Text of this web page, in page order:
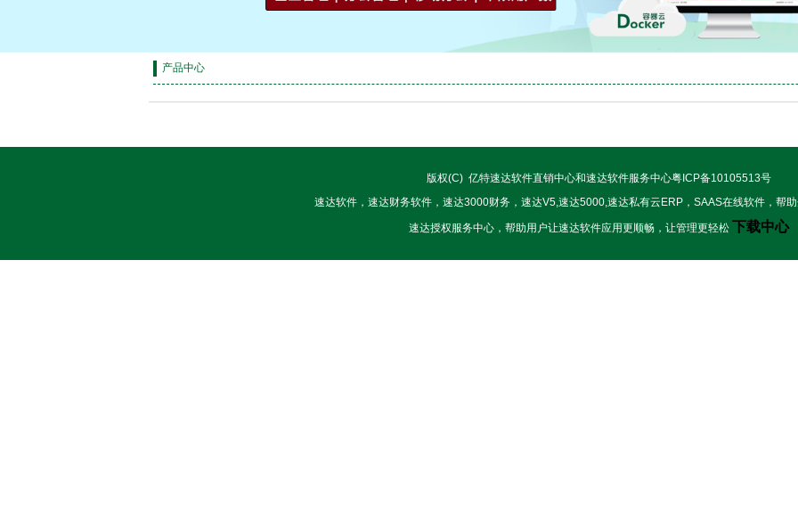
产品中心
版权(C) 亿特速达软件直销中心和速达软件服务中心粤ICP备10105513号
速达软件，速达财务软件，速达3000财务，速达V5,速达5000,速达私有云ERP，SAAS在线软件，帮
速达授权服务中心，帮助用户让速达软件应用更顺畅，让管理更轻松 下载中心